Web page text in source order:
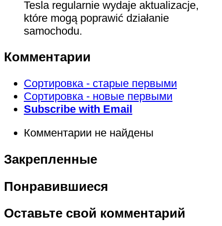
Tesla regularnie wydaje aktualizacje,
które mogą poprawić działanie
samochodu.
Комментарии
Сортировка - старые первыми
Сортировка - новые первыми
Subscribe with Email
Комментарии не найдены
Закрепленные
Понравившиеся
Оставьте свой комментарий